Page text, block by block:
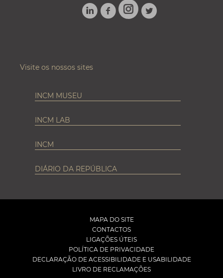
LINKEDINFACEBOOK
INSTAGRAM
TWITTER
Visite os nossos sites
INCM MUSEU
INCM LAB
INCM
DIÁRIO DA REPÚBLICA
MAPA DO SITE
CONTACTOS
LIGAÇÕES ÚTEIS
POLÍTICA DE PRIVACIDADE
DECLARAÇÃO DE ACESSIBILIDADE E USABILIDADE
LIVRO DE RECLAMAÇÕES